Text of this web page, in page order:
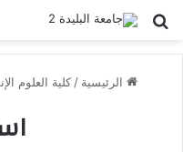
بحث عن
الرئيسية / كلية العلوم